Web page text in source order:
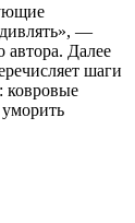
—
автора. Далее
шаги
ковровые